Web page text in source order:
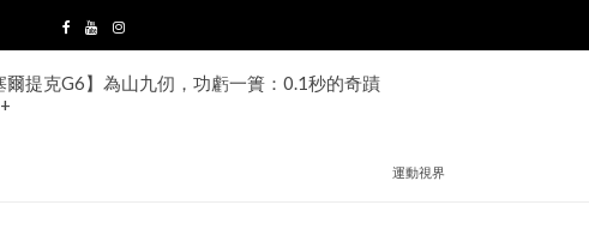
爾提克G6】為山九仞，功虧一簣：0.1秒的奇蹟
運動視界